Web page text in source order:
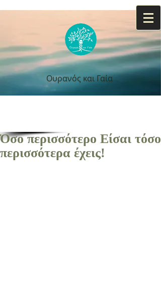
Ουρανός και Γαία
Ουρανός και Γαία
Όσο περισσότερο Είσαι τόσο
περισσότερα έχεις!